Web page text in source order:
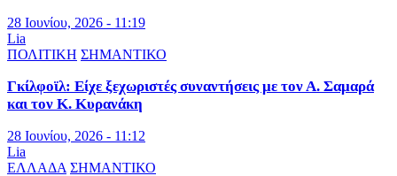
28 Ιουνίου, 2026 - 11:19
Lia
ΠΟΛΙΤΙΚΗ ΣΗΜΑΝΤΙΚΟ
Γκίλφοϊλ: Είχε ξεχωριστές συναντήσεις με τον Α. Σαμαρά
και τον Κ. Κυρανάκη
28 Ιουνίου, 2026 - 11:12
Lia
ΕΛΛΑΔΑ ΣΗΜΑΝΤΙΚΟ